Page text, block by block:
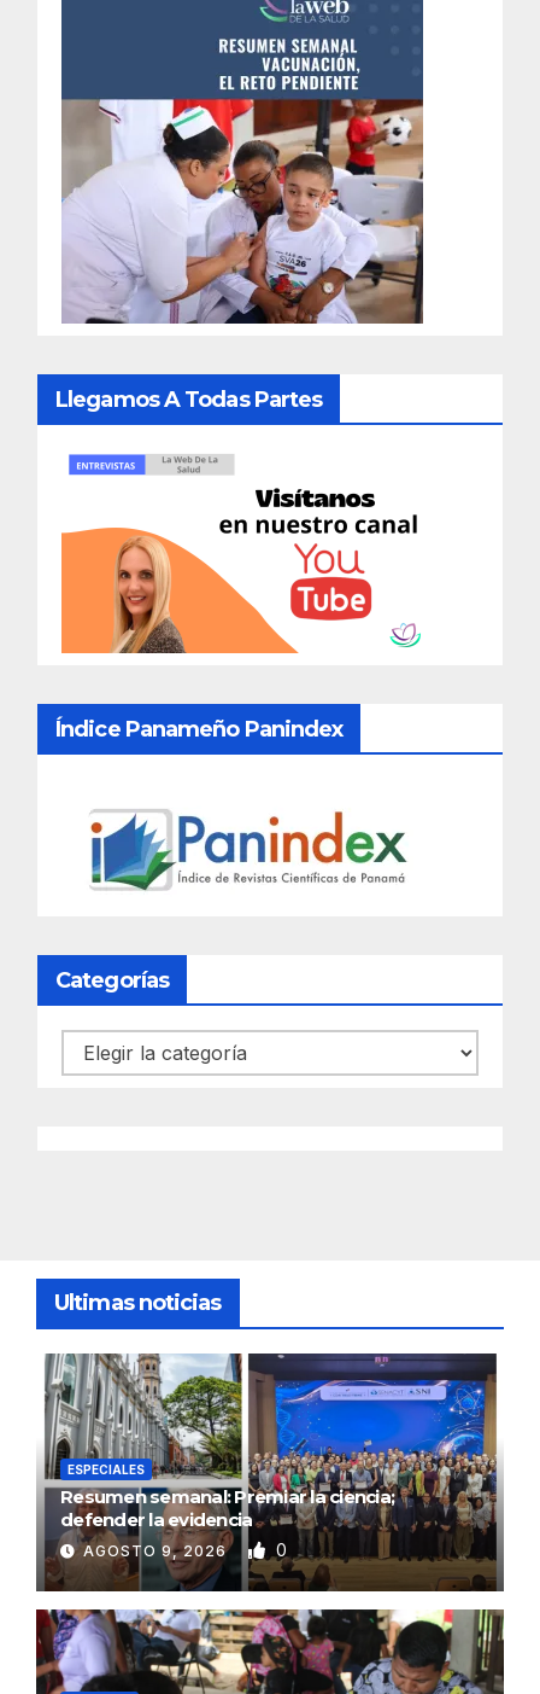
Llegamos A Todas Partes
Índice Panameño Panindex
Categorías
Categorías
Ultimas noticias
ESPECIALES
Resumen semanal: Premiar la ciencia;
defender la evidencia
AGOSTO 9, 2026 0